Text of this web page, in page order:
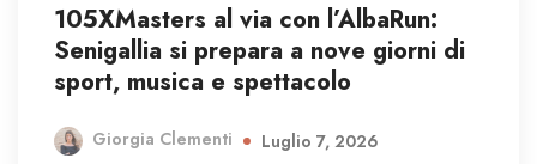
105XMasters al via con l’AlbaRun:
Senigallia si prepara a nove giorni di
sport, musica e spettacolo
Giorgia Clementi Luglio 7, 2026